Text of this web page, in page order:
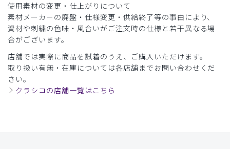
使用素材の変更・仕上がりについて
素材メーカーの廃盤・仕様変更・供給終了等の事由により、
資材や刺繍の色味・風合いがご注文時の仕様と若干異なる場
合がございます。
店舗では実際に商品を試着のうえ、ご購入いただけます。
取り扱い有無・在庫については各店舗までお問い合わせくだ
さい。
クラシコの店舗一覧はこちら